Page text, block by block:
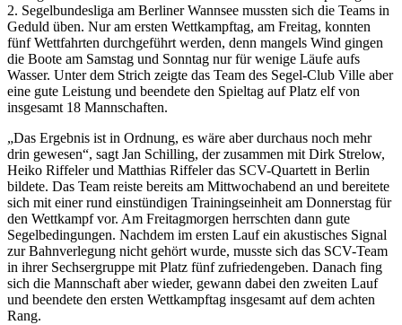
2. Segelbundesliga am Berliner Wannsee mussten sich die Teams in
Geduld üben. Nur am ersten Wettkampftag, am Freitag, konnten
fünf Wettfahrten durchgeführt werden, denn mangels Wind gingen
die Boote am Samstag und Sonntag nur für wenige Läufe aufs
Wasser. Unter dem Strich zeigte das Team des Segel-Club Ville aber
eine gute Leistung und beendete den Spieltag auf Platz elf von
insgesamt 18 Mannschaften.
„Das Ergebnis ist in Ordnung, es wäre aber durchaus noch mehr
drin gewesen“, sagt Jan Schilling, der zusammen mit Dirk Strelow,
Heiko Riffeler und Matthias Riffeler das SCV-Quartett in Berlin
bildete. Das Team reiste bereits am Mittwochabend an und bereitete
sich mit einer rund einstündigen Trainingseinheit am Donnerstag für
den Wettkampf vor. Am Freitagmorgen herrschten dann gute
Segelbedingungen. Nachdem im ersten Lauf ein akustisches Signal
zur Bahnverlegung nicht gehört wurde, musste sich das SCV-Team
in ihrer Sechsergruppe mit Platz fünf zufriedengeben. Danach fing
sich die Mannschaft aber wieder, gewann dabei den zweiten Lauf
und beendete den ersten Wettkampftag insgesamt auf dem achten
Rang.